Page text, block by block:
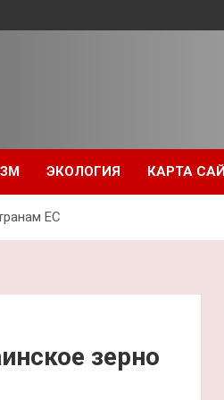
ЭКОЛОГИЯ КАРТА
ЕС
зерно